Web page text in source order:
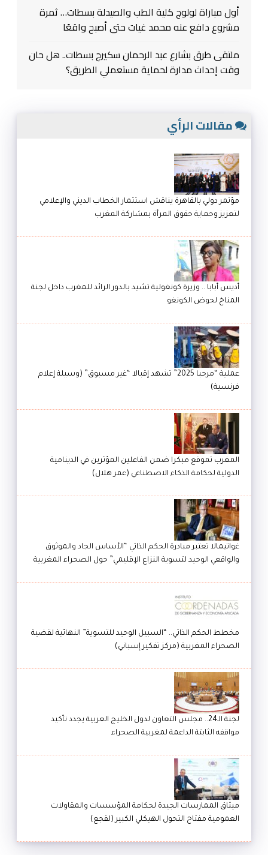
أول مباراة لولوج كلية الطب والصيدلة بسطات… ثمرة
مشروع دافع عنه محمد غيات حتى أصبح واقعًا
ملتقى طرق بشارع عبد الرحمان سكيرج بسطات.. هل حان
وقت إحداث مدارة لحماية مستعملي الطريق؟
مقالات الرأي
مؤتمر دولي بالقاهرة يناقش استثمار الخطاب الديني والإعلامي
لتعزيز وحماية حقوق المرأة بمشاركة المغرب
أديس أبابا .. وزيرة كونغولية تشيد بالدور الرائد للمغرب داخل لجنة
المناخ لحوض الكونغو
عملية “مرحبا 2025” تشهد إقبالا “غير مسبوق” (وسيلة إعلام
فرنسية)
المغرب تموقع مبكرا ضمن الفاعلين المؤثرين في الدينامية
الدولية لحكامة الذكاء الاصطناعي (عمر هلال)
غواتيمالا تعتبر مبادرة الحكم الذاتي “الأساس الجاد والموثوق
والواقعي الوحيد لتسوية النزاع الإقليمي” حول الصحراء المغربية
مخطط الحكم الذاتي.. “السبيل الوحيد للتسوية” النهائية لقضية
الصحراء المغربية (مركز تفكير إسباني)
لجنة الـ24.. مجلس التعاون لدول الخليج العربية يجدد تأكيد
مواقفه الثابتة الداعمة لمغربية الصحراء
ميثاق الممارسات الجيدة لحكامة المؤسسات والمقاولات
العمومية مفتاح التحول الهيكلي الكبير (لقجع)